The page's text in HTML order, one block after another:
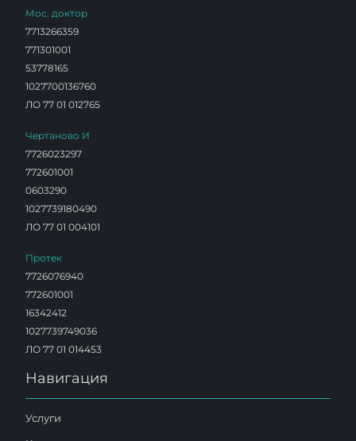
Мос. доктор
7713266359
771301001
53778165
1027700136760
ЛО 77 01 012765
Чертаново И
7726023297
772601001
0603290
1027739180490
ЛО 77 01 004101
Протек
7726076940
772601001
16342412
1027739749036
ЛО 77 01 014453
Навигация
Услуги